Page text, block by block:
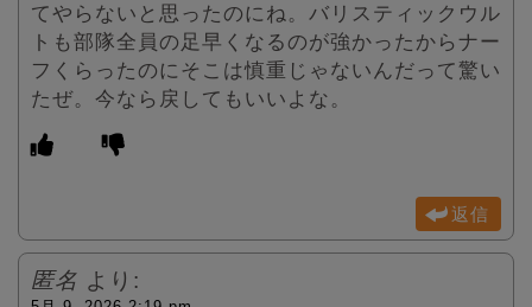
てやらないと思ったのにね。バリスティックウル
トも部隊全員の足早くなるのが強かったからナー
フくらったのにそこは慎重じゃないんだって驚い
たぜ。今なら戻してもいいよな。
返信
匿名 より: